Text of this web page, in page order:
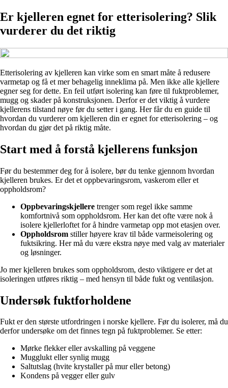
Er kjelleren egnet for etterisolering? Slik
vurderer du det riktig
Etterisolering av kjelleren kan virke som en smart måte å redusere
varmetap og få et mer behagelig inneklima på. Men ikke alle kjellere
egner seg for dette. En feil utført isolering kan føre til fuktproblemer,
mugg og skader på konstruksjonen. Derfor er det viktig å vurdere
kjellerens tilstand nøye før du setter i gang. Her får du en guide til
hvordan du vurderer om kjelleren din er egnet for etterisolering – og
hvordan du gjør det på riktig måte.
Start med å forstå kjellerens funksjon
Før du bestemmer deg for å isolere, bør du tenke gjennom hvordan
kjelleren brukes. Er det et oppbevaringsrom, vaskerom eller et
oppholdsrom?
Oppbevaringskjellere trenger som regel ikke samme
komfortnivå som oppholdsrom. Her kan det ofte være nok å
isolere kjellerloftet for å hindre varmetap opp mot etasjen over.
Oppholdsrom stiller høyere krav til både varmeisolering og
fuktsikring. Her må du være ekstra nøye med valg av materialer
og løsninger.
Jo mer kjelleren brukes som oppholdsrom, desto viktigere er det at
isoleringen utføres riktig – med hensyn til både fukt og ventilasjon.
Undersøk fuktforholdene
Fukt er den største utfordringen i norske kjellere. Før du isolerer, må du
derfor undersøke om det finnes tegn på fuktproblemer. Se etter:
Mørke flekker eller avskalling på veggene
Mugglukt eller synlig mugg
Saltutslag (hvite krystaller på mur eller betong)
Kondens på vegger eller gulv